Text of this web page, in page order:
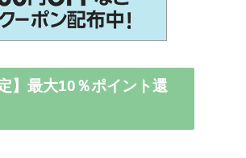
】最大10％ポイント還